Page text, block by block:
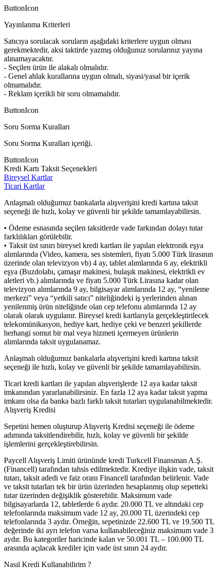
ButtonIcon
Yayınlanma Kriterleri
Satıcıya sorulacak soruların aşağıdaki kriterlere uygun olması
gerekmektedir, aksi taktirde yazmış olduğunuz sorularınız yayına
alınamayacaktır.
- Seçilen ürün ile alakalı olmalıdır.
- Genel ahlak kurallarına uygun olmalı, siyasi/yasal bir içerik
olmamalıdır.
- Reklam içerikli bir soru olmamalıdır.
ButtonIcon
Soru Sorma Kuralları
Soru Sorma Kuralları içeriği.
ButtonIcon
Kredi Kartı Taksit Seçenekleri
Bireysel Kartlar
Ticari Kartlar
Anlaşmalı olduğumuz bankalarla alışverişini kredi kartına taksit
seçeneği ile hızlı, kolay ve güvenli bir şekilde tamamlayabilirsin.
• Ödeme esnasında seçilen taksitlerde vade farkından dolayı tutar
farklılıkları görülebilir.
• Taksit üst sınırı bireysel kredi kartları ile yapılan elektronik eşya
alımlarında (Video, kamera, ses sistemleri, fiyatı 5.000 Türk lirasının
üzerinde olan televizyon vb) 4 ay, tablet alımlarında 6 ay, elektrikli
eşya (Buzdolabı, çamaşır makinesi, bulaşık makinesi, elektrikli ev
aletleri vb.) alımlarında ve fiyatı 5.000 Türk Lirasına kadar olan
televizyon alımlarında 9 ay, bilgisayar alımlarında 12 ay, “yenileme
merkezi” veya “yetkili satıcı” niteliğindeki iş yerlerinden alınan
yenilenmiş ürün niteliğinde olan cep telefonu alımlarında 12 ay
olarak olarak uygulanır. Bireysel kredi kartlarıyla gerçekleştirilecek
telekomünikasyon, hediye kart, hediye çeki ve benzeri şekillerde
herhangi somut bir mal veya hizmeti içermeyen ürünlerin
alımlarında taksit uygulanamaz.
Anlaşmalı olduğumuz bankalarla alışverişini kredi kartına taksit
seçeneği ile hızlı, kolay ve güvenli bir şekilde tamamlayabilirsin.
Ticari kredi kartları ile yapılan alışverişlerde 12 aya kadar taksit
imkanından yararlanabilirsiniz. En fazla 12 aya kadar taksit yapma
imkanı olsa da banka bazlı farklı taksit tutarları uygulanabilmektedir.
Alışveriş Kredisi
Sepetini hemen oluşturup Alışveriş Kredisi seçeneği ile ödeme
adımında taksitlendirebilir, hızlı, kolay ve güvenli bir şekilde
işlemlerini gerçekleştirebilirsin.
Paycell Alışveriş Limiti ürününde kredi Turkcell Finansman A.Ş.
(Financell) tarafından tahsis edilmektedir. Krediye ilişkin vade, taksit
tutarı, taksit adedi ve faiz oranı Financell tarafından belirlenir. Vade
ve taksit tutarları tek bir ürün üzerinden hesaplanmış olup sepetteki
tutar üzerinden değişiklik gösterebilir. Maksimum vade
bilgisayarlarda 12, tabletlerde 6 aydır. 20.000 TL ve altındaki cep
telefonlarında maksimum vade 12 ay, 20.000 TL üzerindeki cep
telefonlarında 3 aydır. Örneğin, sepetinizde 22.600 TL ve 19.500 TL
değerinde iki ayrı telefon varsa kullanabileceğiniz maksimum vade 3
aydır. Bu kategoriler haricinde kalan ve 50.001 TL – 100.000 TL
arasında açılacak krediler için vade üst sınırı 24 aydır.
Nasıl Kredi Kullanabilirim ?